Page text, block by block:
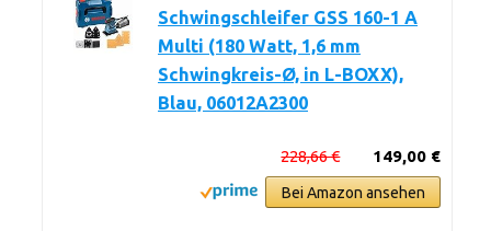
Schwingschleifer GSS 160-1 A
Multi (180 Watt, 1,6 mm
Schwingkreis-Ø, in L-BOXX),
Blau, 06012A2300
149,00 €
228,66 €
Bei Amazon ansehen